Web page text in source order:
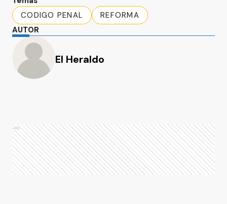
CODIGO PENAL
REFORMA
AUTOR
El Heraldo
Ads